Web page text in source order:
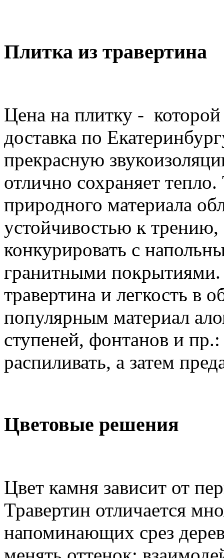
Плитка из травертина
Цена на плитку - которой
доставка по
прекрасную
отлично сохраняет
природного материала
устойчивостью к трению,
конкурировать с
гранитными
травертина и легкость в
популярным материал
ступеней, фонтанов и
распиливать, а затем
Цветовые решения
Цвет камня зависит от
Травертин отличается
напоминающих срез